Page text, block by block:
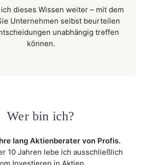
dieses Wissen weiter – mit dem
Unternehmen selbst beurteilen
unabhängig treffen
können.
Wer bin ich?
lang Aktienberater von Profis.
10 Jahren lebe ich ausschließlich